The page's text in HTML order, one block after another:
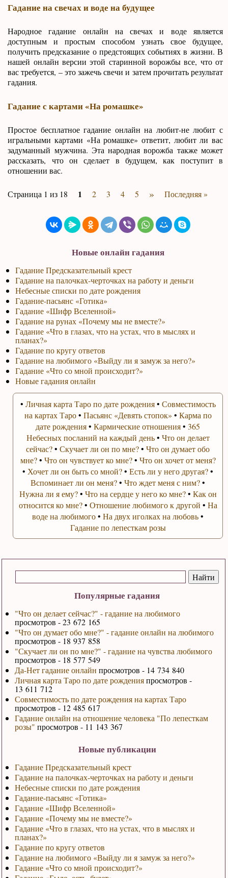
Популярные гадания
"Что он делает сейчас?" - гадание на любимого
просмотров - 23 672 165
"Что он думает обо мне?" - гадание онлайн на любимого
просмотров - 18 937 858
"Скучает ли он по мне?" - гадание на чувства любимого
просмотров - 18 577 549
Да-Нет гадание онлайн просмотров - 14 734 840
Личная карта Таро по дате рожденияпросмотров -
13 611 712
Совместимость по дате рождения на картах Таро
просмотров - 12 485 617
Гадание онлайн на отношение человека "По лепесткам
розы" просмотров - 11 143 367
Новые публикации
Гадание Предсказательный крест
Гадание на палочках-черточках на работу и деньги
Небесные списки по дате рождения
Гадание-пасьянс «Готика»
Гадание «Шифр Вселенной»
Гадание «Почему мы не вместе?»
Гадание «Что в глазах, что на устах, что в мыслях и
планах?»
Гадание по кругу ответов
Гадание на любимого «Выйду ли я замуж за него?»
Гадание «Что со мной происходит?»
Гадание на свечах и воде на будущее
Народное гадание онлайн на свечах и воде является
доступным и простым способом узнать свое будущее,
получить предсказание о предстоящих событиях в жизни. В
нашей онлайн версии этой старинной ворожбы все, что от
вас требуется, – это зажечь свечи и затем прочитать результат
гадания.
Гадание с картами «На ромашке»
Простое бесплатное гадание онлайн на любит-не любит с
игральными картами «На ромашке» ответит, любит ли вас
задуманный мужчина. Эта народная ворожба также может
рассказать, что он сделает в будущем, как поступит в
отношении вас.
Страница 1 из 18 1 2 3 4 5 » Последняя »
Новые онлайн гадания
Гадание Предсказательный крест
Гадание на палочках-черточках на работу и деньги
Небесные списки по дате рождения
Гадание-пасьянс «Готика»
Гадание «Шифр Вселенной»
Гадание на рунах «Почему мы не вместе?»
Гадание «Что в глазах, что на устах, что в мыслях и
планах?»
Гадание по кругу ответов
Гадание на любимого «Выйду ли я замуж за него?»
Гадание «Что со мной происходит?»
Новые гадания онлайн
• Личная карта Таро по дате рождения• Совместимость
на картах Таро• Пасьянс «Девять стопок» • Карма по
дате рождения•Кармические отношения•365
Небесных посланий на каждый день• Что он делает
сейчас?•Скучает ли он по мне?•Что он думает обо
мне?• Что он чувствует ко мне?• Что он хочет от меня?
• Хочет ли он быть со мной?•Есть ли у него другая?•
Вспоминает ли он меня?•Что ждет меня с ним?•
Нужна ли я ему?• Что на сердце у него ко мне?• Как он
относится ко мне?• Отношение любимого к другой • На
воде на любимого•На двух иголках на любовь•
Гадание по лепесткам розы